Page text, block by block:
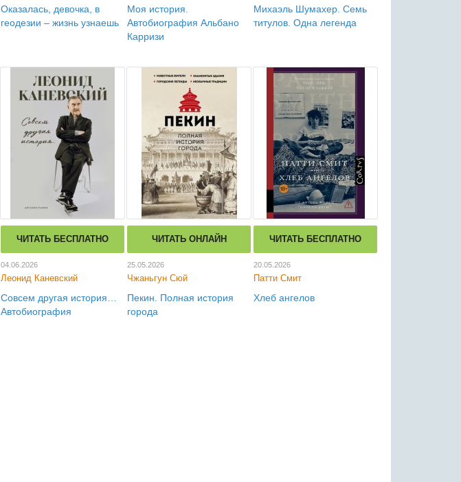
Оказалась, девочка, в
геодезии – жизнь узнаешь
Моя история.
Автобиография Альбано
Карризи
Михаэль Шумахер. Семь
титулов. Одна легенда
ЧИТАТЬ БЕСПЛАТНО
04.06.2026
Леонид Каневский
Совсем другая история…
Автобиография
ЧИТАТЬ ОНЛАЙН
25.05.2026
Чжаньгун Сюй
Пекин. Полная история
города
ЧИТАТЬ БЕСПЛАТНО
20.05.2026
Патти Смит
Хлеб ангелов